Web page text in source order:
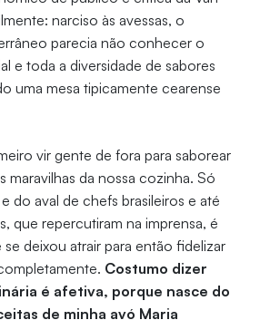
narciso às avessas, o
parecia não conhecer o
e toda a diversidade de sabores
uma mesa tipicamente cearense
vir gente de fora para saborear
maravilhas da nossa cozinha. Só
do aval de chefs brasileiros e até
que repercutiram na imprensa, é
deixou atrair para então fidelizar
Costumo dizer
é afetiva, porque nasce do
de minha avó Maria